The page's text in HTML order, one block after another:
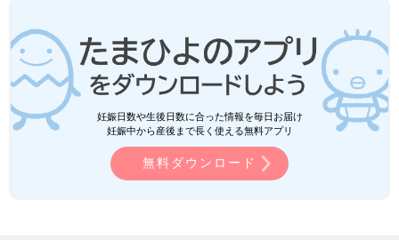
妊娠日数や生後日数に合った情報を毎日お届け
妊娠中から産後まで長く使える無料アプリ
無料ダウンロード